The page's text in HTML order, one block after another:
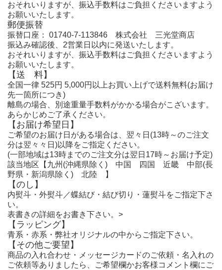
おそれいりますが、振込手数料はご負担くださいますよう
お願いいたします。
郵便振替
振替口座： 01740-7-113846 株式会社 三光堂商店
振込み確認後、2営業日以内に発送いたします。
おそれいりますが、振込手数料はご負担くださいますよう
お願いいたします。
【送 料】
全国一律 525円 5,000円以上お買い上げで送料無料(お届け
先一箇所につき)
離島の場合、別途重量手数料がかかる場合がこざいます。
あらかじめご了承ください。
【お届け希望日】
ご希望のお届け日がある場合は、翌々日(13時～のご注文
分は翌々々日)以降をご指定ください。
(一部地域は13時までのご注文分は翌日17時～お届け予定)
該当地区【九州(沖縄県除く) 中国 四国 近畿 中部(長
野県・新潟県除く) 北陸 】
【のし】
内熨斗・外熨斗／蝶結び・結び切り・蓮熨斗をご指定下さ
い。
表書きの詳細をお書き下さい。 >
【ラッピング】
青系・赤系・弊社オリジナルの中からご指定下さい。
【その他ご要望】
商品の入れ合わせ・メッセージカードのご依頼・名入れの
ご依頼等ありましたら、ご希望欄かお客様コメント欄にご